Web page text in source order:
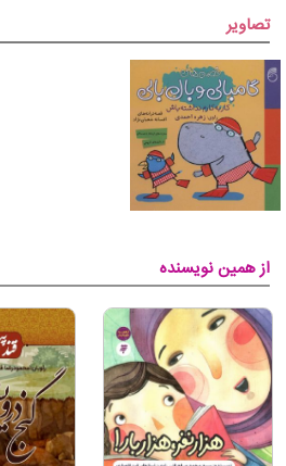
تصاویر
از همین نویسنده